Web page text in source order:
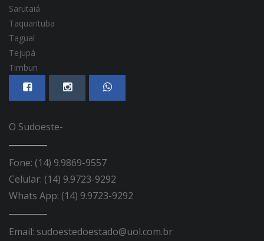
Sarutaiá
Taquarituba
Taguaí
Tejupá
Timburi
O Sudoeste-
Fone: (14) 9.9869-9557
Celular: (14) 9.9723-9292
Whats App: (14) 9.9723-9292
Email: sudoestedoestado@uol.com.br